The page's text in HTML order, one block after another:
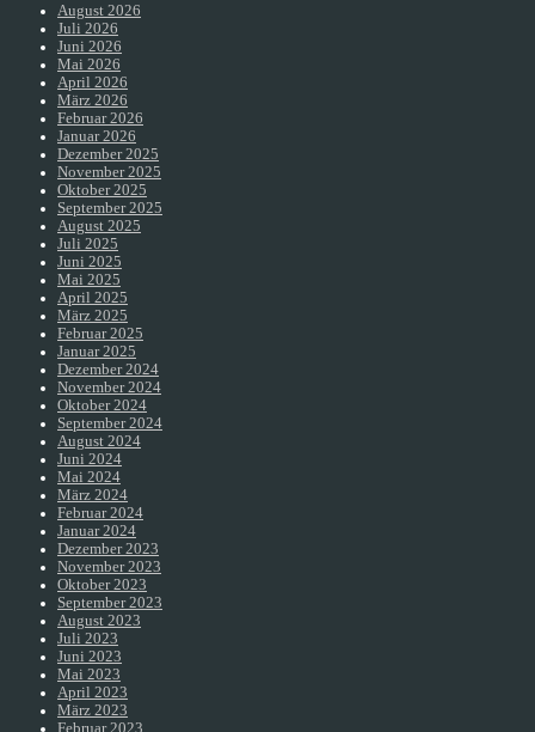
August 2026
Juli 2026
Juni 2026
Mai 2026
April 2026
März 2026
Februar 2026
Januar 2026
Dezember 2025
November 2025
Oktober 2025
September 2025
August 2025
Juli 2025
Juni 2025
Mai 2025
April 2025
März 2025
Februar 2025
Januar 2025
Dezember 2024
November 2024
Oktober 2024
September 2024
August 2024
Juni 2024
Mai 2024
März 2024
Februar 2024
Januar 2024
Dezember 2023
November 2023
Oktober 2023
September 2023
August 2023
Juli 2023
Juni 2023
Mai 2023
April 2023
März 2023
Februar 2023